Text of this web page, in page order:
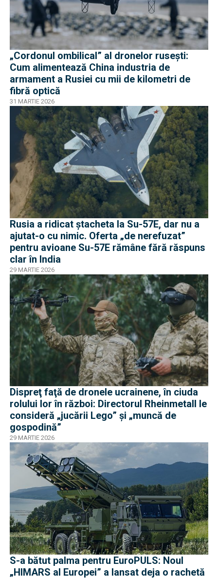
„Cordonul ombilical” al dronelor rusești:
Cum alimentează China industria de
armament a Rusiei cu mii de kilometri de
fibră optică
31 MARTIE 2026
Rusia a ridicat ștacheta la Su-57E, dar nu a
ajutat-o cu nimic. Oferta „de nerefuzat”
pentru avioane Su-57E rămâne fără răspuns
clar în India
29 MARTIE 2026
Dispreţ faţă de dronele ucrainene, în ciuda
rolului lor în război: Directorul Rheinmetall le
consideră „jucării Lego” și „muncă de
gospodină”
29 MARTIE 2026
S-a bătut palma pentru EuroPULS: Noul
„HIMARS al Europei” a lansat deja o rachetă